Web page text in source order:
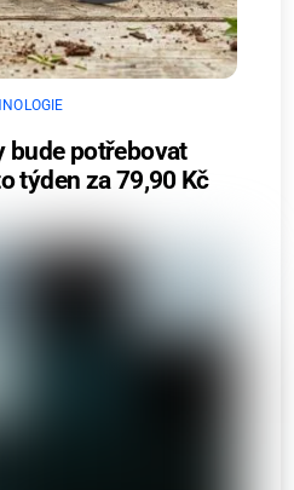
bude potřebovat
týden za 79,90 Kč